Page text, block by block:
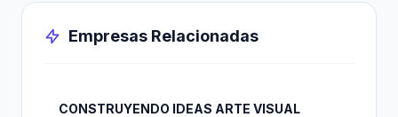
Empresas Relacionadas
CONSTRUYENDO IDEAS ARTE VISUAL